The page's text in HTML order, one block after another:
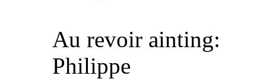
Au revoir ainting:
Philippe